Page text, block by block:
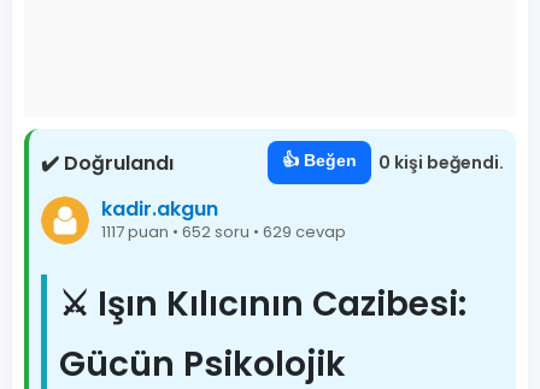
✔️ Doğrulandı 👍 Beğen 0 kişi beğendi.
kadir.akgun
1117 puan • 652 soru • 629 cevap
⚔️ Işın Kılıcının Cazibesi:
Gücün Psikolojik